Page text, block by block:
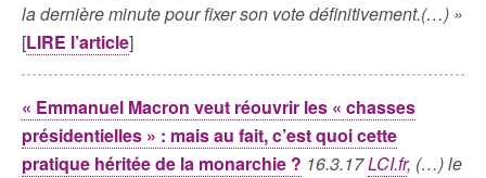
la dernière minute pour fixer son vote définitivement.(…) »
[LIRE l’article]
« Emmanuel Macron veut réouvrir les « chasses
présidentielles » : mais au fait, c’est quoi cette
pratique héritée de la monarchie ? 16.3.17LCI.fr, (…) le